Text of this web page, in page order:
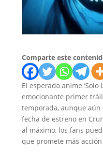
Comparte este
El esperado anime ‘Solo
emocionante primer
temporada, aunque
fecha de estreno en
al máximo, los fans
que promete más